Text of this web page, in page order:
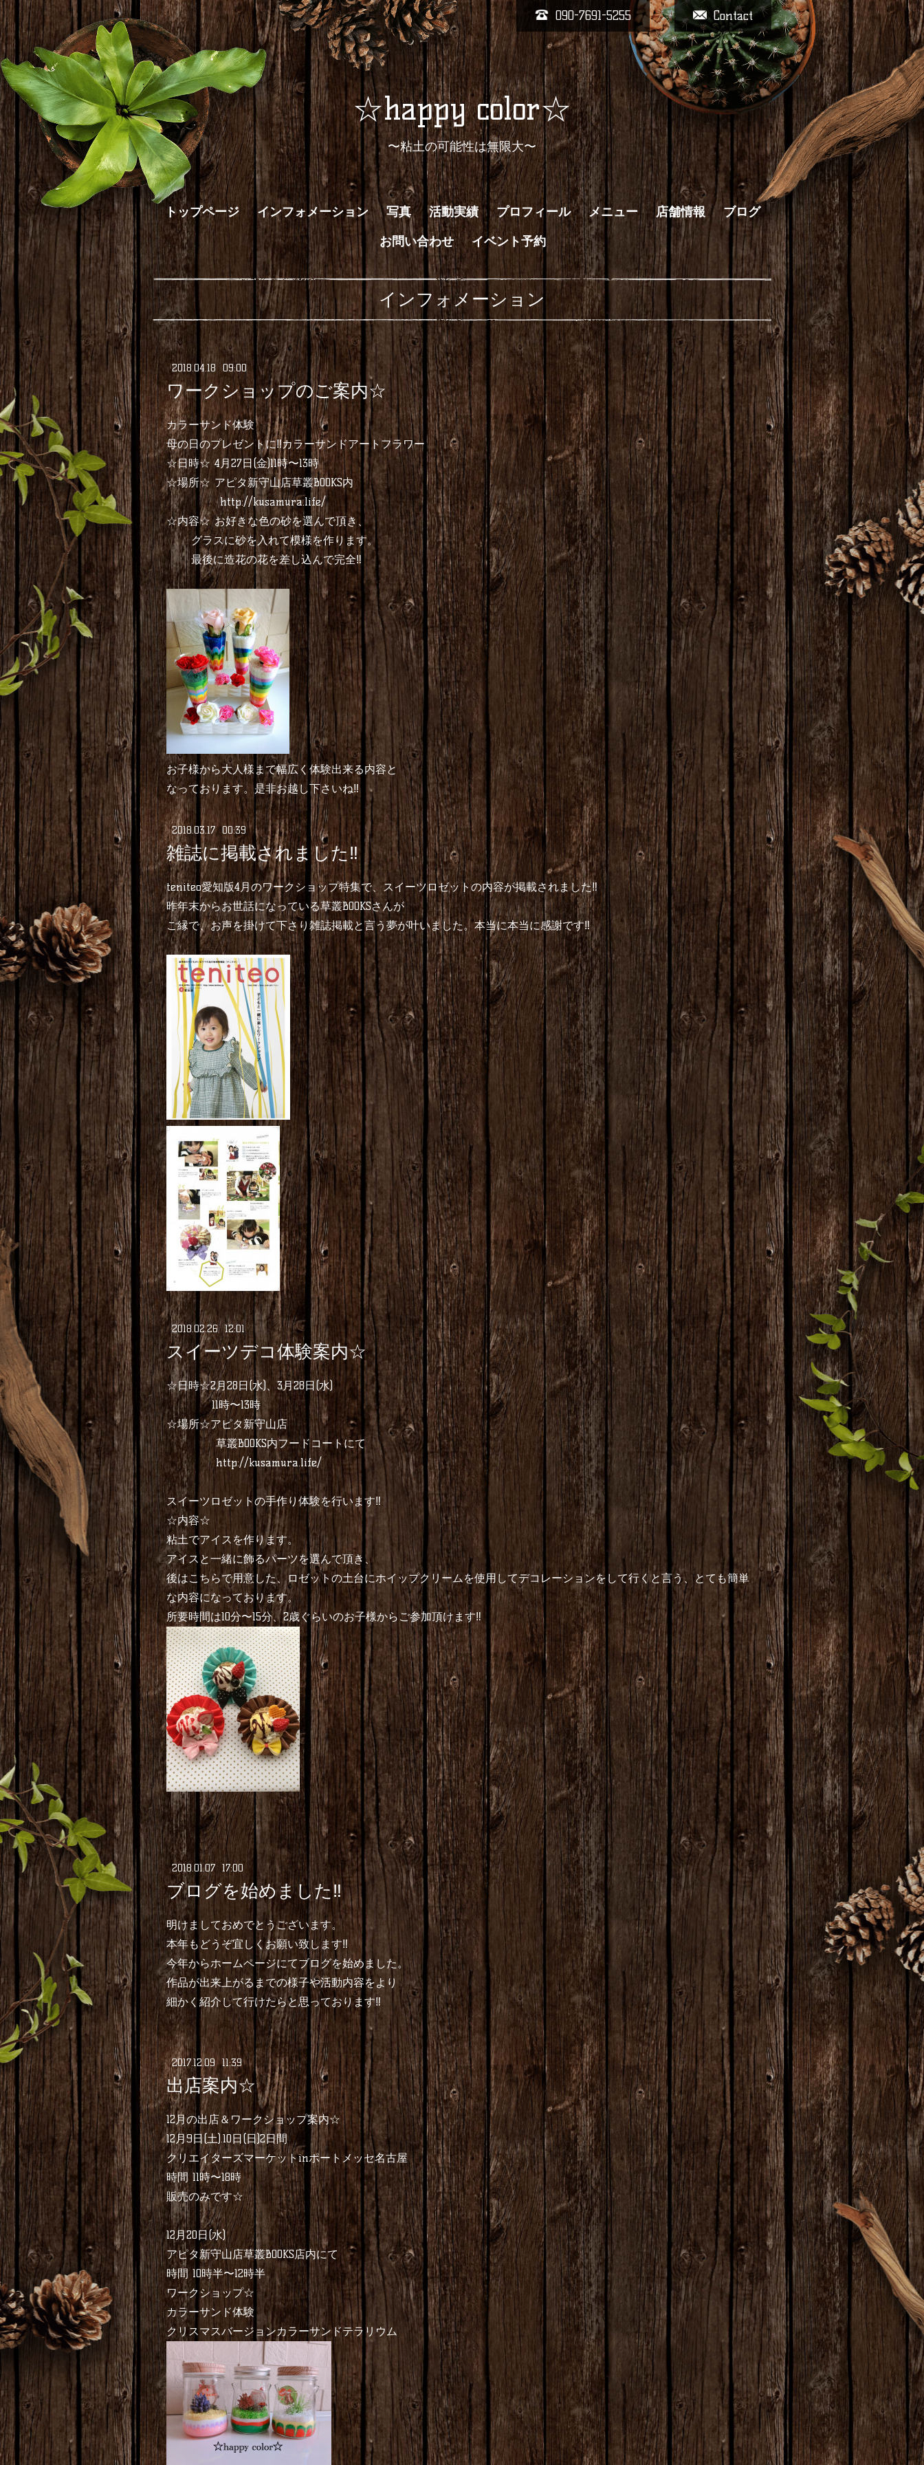
Contact
090-7691-5255
☆happy color☆
〜粘土の可能性は無限大〜
トップページ インフォメーション 写真 活動実績 プロフィール メニュー 店舗情報
ブログ
お問い合わせ
イベント予約
インフォメーション
2018.04.18 09:00
ワークショップのご案内☆
カラーサンド体験
母の日のプレゼントに‼︎カラーサンドアートフラワー
☆日時☆ 4月27日(金)11時〜13時
☆場所☆ アピタ新守山店草叢BOOKS内
http://kusamura.life/
☆内容☆ お好きな色の砂を選んで頂き、
グラスに砂を入れて模様を作ります。
最後に造花の花を差し込んで完全‼︎
お子様から大人様まで幅広く体験出来る内容と
なっております。是非お越し下さいね‼︎
2018.03.17 00:39
雑誌に掲載されました‼︎
teniteo愛知版4月のワークショップ特集で、スイーツロゼットの内容が掲載されました‼︎
昨年末からお世話になっている草叢BOOKSさんが
ご縁で、お声を掛けて下さり雑誌掲載と言う夢が叶いました。本当に本当に感謝です‼︎
2018.02.26 12:01
スイーツデコ体験案内☆
☆日時☆2月28日(水)、3月28日(水)
11時〜13時
☆場所☆アピタ新守山店
草叢BOOKS内フードコートにて
http://kusamura.life/
スイーツロゼットの手作り体験を行います‼︎
☆内容☆
粘土でアイスを作ります。
アイスと一緒に飾るパーツを選んで頂き、
後はこちらで用意した、ロゼットの土台にホイップクリームを使用してデコレーションをして行くと言う、とても簡単
な内容になっております。
所要時間は10分〜15分、2歳ぐらいのお子様からご参加頂けます‼︎
2018.01.07 17:00
ブログを始めました‼︎
明けましておめでとうございます。
本年もどうぞ宜しくお願い致します‼︎
今年からホームページにてブログを始めました。
作品が出来上がるまでの様子や活動内容をより
細かく紹介して行けたらと思っております‼︎
2017.12.09 11:39
出店案内☆
12月の出店＆ワークショップ案内☆
12月9日(土).10日(日)2日間
クリエイターズマーケットinポートメッセ名古屋
時間 11時〜18時
販売のみです☆
12月20日(水)
アピタ新守山店草叢BOOKS店内にて
時間 10時半〜12時半
ワークショップ☆
カラーサンド体験
クリスマスバージョンカラーサンドテラリウム